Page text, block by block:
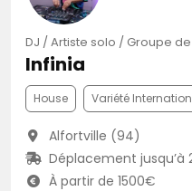
DJ / Artiste solo / Groupe
Infinia
House Variété
Alfortville (94)
Déplacement jusqu’à
À partir de 1500€